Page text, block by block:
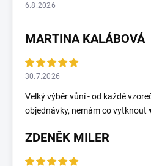
6.8.2026
MARTINA KALÁBOVÁ
30.7.2026
Velký výběr vůní - od každé
objednávky, nemám co vytknout
ZDENĚK MILER